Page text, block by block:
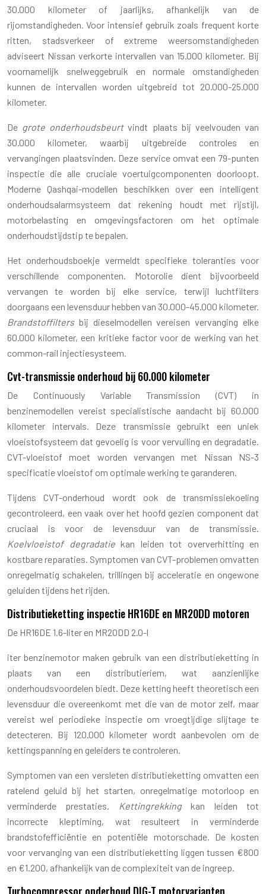
30.000 kilometer of jaarlijks, afhankelijk van de
rijomstandigheden. Voor intensief gebruik zoals frequent korte
ritten, stadsverkeer of extreme weersomstandigheden
adviseert Nissan verkorte intervallen van 15.000 kilometer. Bij
voornamelijk snelweggebruik en normale omstandigheden
kunnen de intervallen worden uitgebreid tot 20.000-25.000
kilometer.
De grote onderhoudsbeurtvindt plaats bij veelvouden van
30.000 kilometer, waarbij uitgebreide controles en
vervangingen plaatsvinden. Deze service omvat een 79-punten
inspectie die alle cruciale voertuigcomponenten doorloopt.
Moderne Qashqai-modellen beschikken over een intelligent
onderhoudsalarmsysteem dat rekening houdt met rijstijl,
motorbelasting en omgevingsfactoren om het optimale
onderhoudstijdstip te bepalen.
Het onderhoudsboekje vermeldt specifieke toleranties voor
verschillende componenten. Motorolie dient bijvoorbeeld
vervangen te worden bij elke service, terwijl luchtfilters
doorgaans een levensduur hebben van 30.000-45.000 kilometer.
Brandstoffiltersbij dieselmodellen vereisen vervanging elke
60.000 kilometer, een kritieke factor voor de werking van het
common-rail injectiesysteem.
Cvt-transmissie onderhoud bij 60.000 kilometer
De Continuously Variable Transmission (CVT) in
benzinemodellen vereist specialistische aandacht bij 60.000
kilometer intervals. Deze transmissie gebruikt een uniek
vloeistofsysteem dat gevoelig is voor vervuiling en degradatie.
CVT-vloeistof moet worden vervangen met Nissan NS-3
specificatie vloeistof om optimale werking te garanderen.
Tijdens CVT-onderhoud wordt ook de transmissiekoeling
gecontroleerd, een vaak over het hoofd gezien component dat
cruciaal is voor de levensduur van de transmissie.
Koelvloeistof degradatiekan leiden tot oververhitting en
kostbare reparaties. Symptomen van CVT-problemen omvatten
onregelmatig schakelen, trillingen bij acceleratie en ongewone
geluiden tijdens het rijden.
Distributieketting inspectie HR16DE en MR20DD motoren
De HR16DE 1.6-liter en MR20DD 2.0-l
iter benzinemotor maken gebruik van een distributieketting in
plaats van een distributieriem, wat aanzienlijke
onderhoudsvoordelen biedt. Deze ketting heeft theoretisch een
levensduur die overeenkomt met die van de motor zelf, maar
vereist wel periodieke inspectie om vroegtijdige slijtage te
detecteren. Bij 120.000 kilometer wordt aanbevolen om de
kettingspanning en geleiders te controleren.
Symptomen van een versleten distributieketting omvatten een
ratelend geluid bij het starten, onregelmatige motorloop en
verminderde prestaties.
Kettingrekkingkan leiden tot
incorrecte kleptiming, wat resulteert in verminderde
brandstofefficiëntie en potentiële motorschade. De kosten
voor vervanging van een distributieketting liggen tussen €800
en €1.200, afhankelijk van de complexiteit van de ingreep.